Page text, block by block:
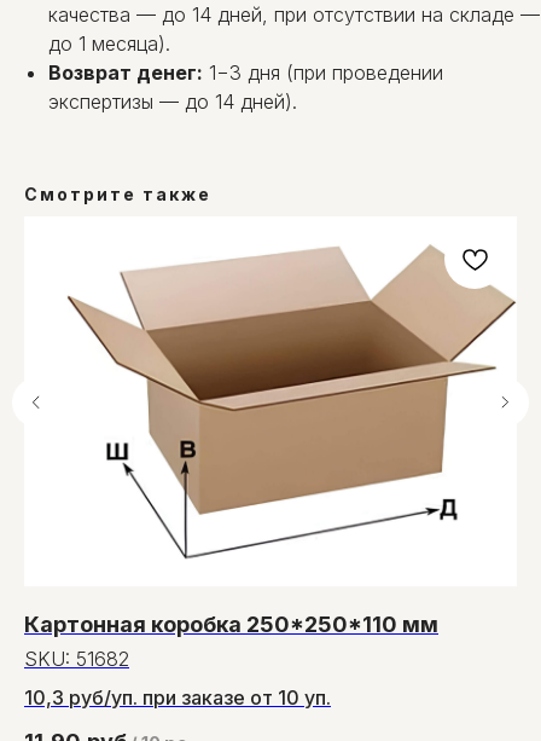
качества — до 14 дней, при отсутствии на складе —
до 1 месяца).
Возврат денег: 1−3 дня (при проведении
экспертизы — до 14 дней).
Смотрите также
Картонная коробка 250*250*110 мм
SKU: 51682
10,3 руб/уп. при заказе от 10 уп.